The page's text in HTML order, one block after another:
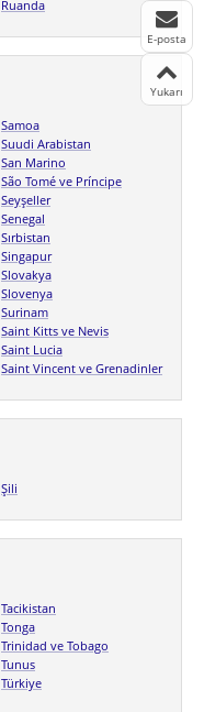
Ruanda
Samoa
Suudi Arabistan
San Marino
São Tomé ve Príncipe
Seyşeller
Senegal
Sırbistan
Singapur
Slovakya
Slovenya
Surinam
Saint Kitts ve Nevis
Saint Lucia
Saint Vincent ve Grenadinler
Şili
Tacikistan
Tonga
Trinidad ve Tobago
Tunus
Türkiye
E-posta
Yukarı